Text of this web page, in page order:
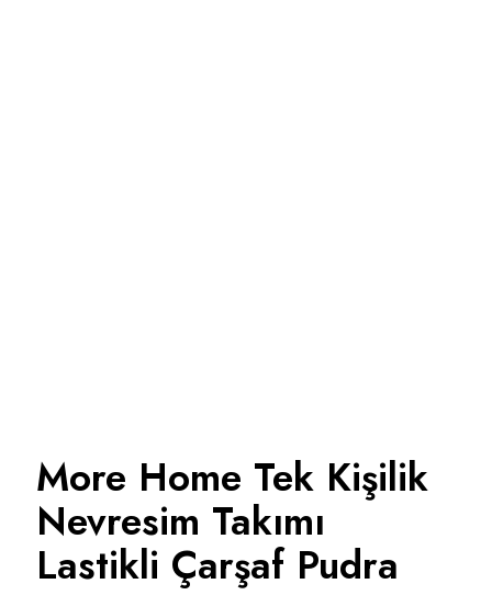
More Home Tek Kişilik
Nevresim Takımı
Lastikli Çarşaf Pudra